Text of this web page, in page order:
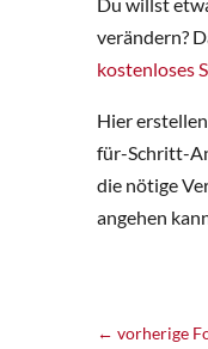
verändern?
kostenloses
Hier
für-Schritt-
die nötige
angehen
← vorherige